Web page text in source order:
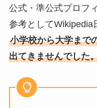
公式・準公式プロフ
参考としてWikipedia
小学校から大学まで
出てきませんでした